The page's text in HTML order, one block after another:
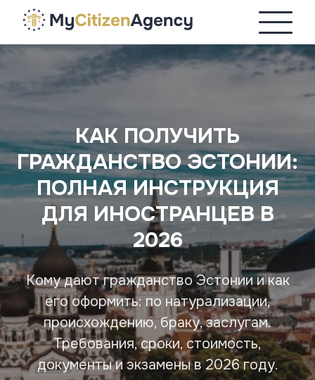
КАК ПОЛУЧИТЬ
ГРАЖДАНСТВО ЭСТОНИИ:
ПОЛНАЯ ИНСТРУКЦИЯ
ДЛЯ ИНОСТРАНЦЕВ В
2026
Кому дают гражданство Эстонии и как
его оформить: по натурализации,
происхождению, браку, заслугам.
Требования, сроки, стоимость,
документы и экзамены в 2026 году.